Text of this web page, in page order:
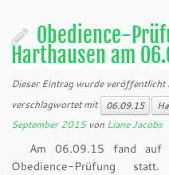
Obedience-
Harthausen am
Dieser Eintrag wurde veröffentlicht
verschlagwortet mit
06.09.15
September 2015 von Liane Jacobs
Am 06.09.15 fand auf
Obedience-Prüfung